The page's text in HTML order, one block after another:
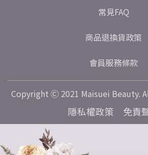
常見FAQ
商品退換貨政策
會員服務條款
Copyright Ⓒ 2021 Maisuei Beauty.
隱私權政策 免責